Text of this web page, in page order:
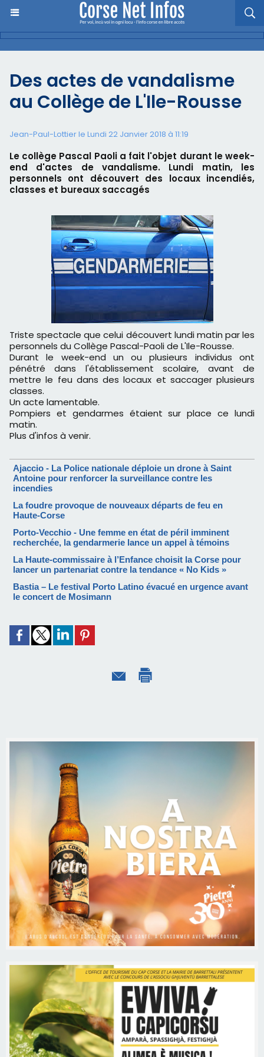
Des actes de vandalisme
au Collège de L'Ile-Rousse
Jean-Paul-Lottier le Lundi 22 Janvier 2018 à 11:19
Le collège Pascal Paoli a fait l'objet durant le week-
end d'actes de vandalisme. Lundi matin, les
personnels ont découvert des locaux incendiés,
classes et bureaux saccagés
Triste spectacle que celui découvert lundi matin par les
personnels du Collège Pascal-Paoli de L'Ile-Rousse.
Durant le week-end un ou plusieurs individus ont
pénétré dans l'établissement scolaire, avant de
mettre le feu dans des locaux et saccager plusieurs
classes.
Un acte lamentable.
Pompiers et gendarmes étaient sur place ce lundi
matin.
Plus d'infos à venir.
Ajaccio - La Police nationale déploie un drone à Saint
Antoine pour renforcer la surveillance contre les
incendies
La foudre provoque de nouveaux départs de feu en
Haute-Corse
Porto-Vecchio - Une femme en état de péril imminent
recherchée, la gendarmerie lance un appel à témoins
La Haute-commissaire à l’Enfance choisit la Corse pour
lancer un partenariat contre la tendance « No Kids »
Bastia – Le festival Porto Latino évacué en urgence avant
le concert de Mosimann